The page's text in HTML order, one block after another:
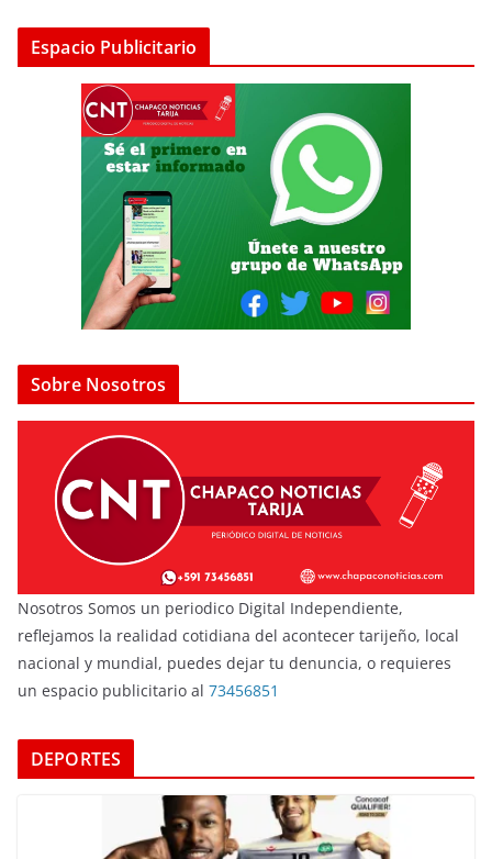
Espacio Publicitario
Sobre Nosotros
Nosotros Somos un periodico Digital Independiente,
reflejamos la realidad cotidiana del acontecer tarijeño, local
nacional y mundial, puedes dejar tu denuncia, o requieres
un espacio publicitario al 73456851
DEPORTES